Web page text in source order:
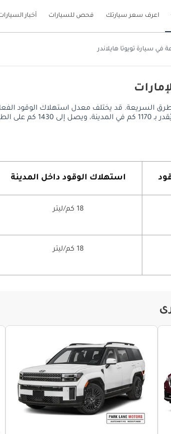
اعرف سعر سيارتك فحص للسيارات أخبار
في سيارة تويوتا هايلاندر
في تويوتا هايلاندر إلى 18 كم/ليتر داخل المدينة 22 كم/ليتر على الطرق السريعة.
65 ليتر.
استهلاك الوقود داخل المدينة
18 كم/ليتر
18 كم/ليتر